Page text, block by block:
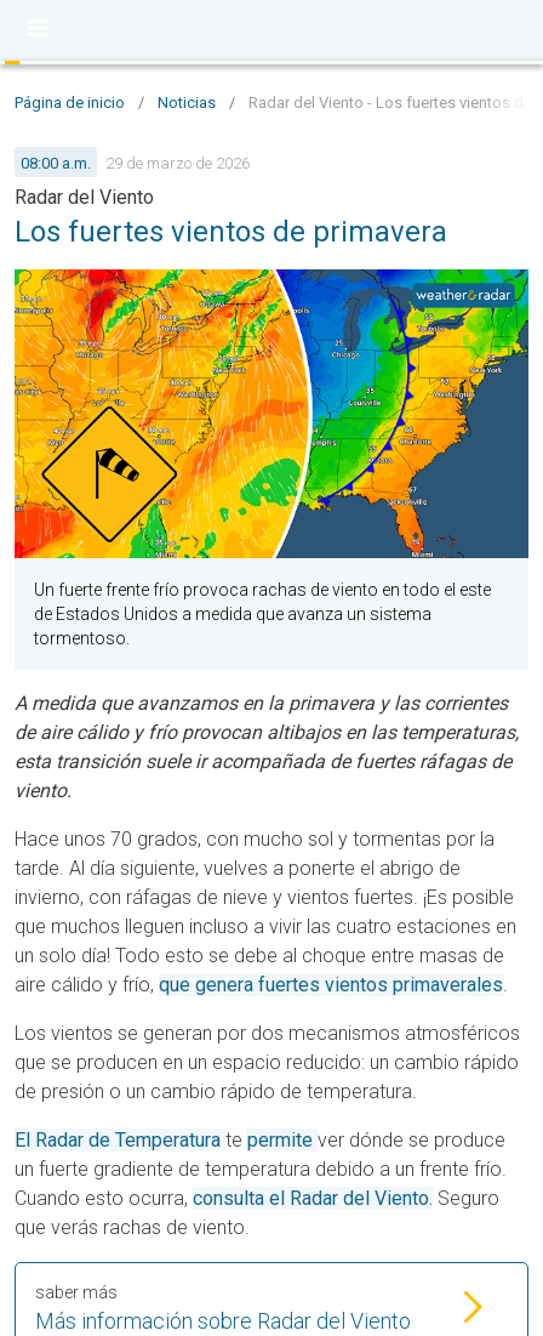
Página de inicio / Noticias / Radar del Viento - Los fuertes vientos de
08:00 a.m. 29 de marzo de 2026
Radar del Viento
Los fuertes vientos de primavera
Un fuerte frente frío provoca rachas de viento en todo el este
de Estados Unidos a medida que avanza un sistema
tormentoso.
A medida que avanzamos en la primavera y las corrientes
de aire cálido y frío provocan altibajos en las temperaturas,
esta transición suele ir acompañada de fuertes ráfagas de
viento.
Hace unos 70 grados, con mucho sol y tormentas por la
tarde. Al día siguiente, vuelves a ponerte el abrigo de
invierno, con ráfagas de nieve y vientos fuertes. ¡Es posible
que muchos lleguen incluso a vivir las cuatro estaciones en
un solo día! Todo esto se debe al choque entre masas de
aire cálido y frío, que genera fuertes vientos primaverales.
Los vientos se generan por dos mecanismos atmosféricos
que se producen en un espacio reducido: un cambio rápido
de presión o un cambio rápido de temperatura.
El Radar de Temperatura te permite ver dónde se produce
un fuerte gradiente de temperatura debido a un frente frío.
Cuando esto ocurra, consulta el Radar del Viento. Seguro
que verás rachas de viento.
Más información sobre Radar del Viento
saber más